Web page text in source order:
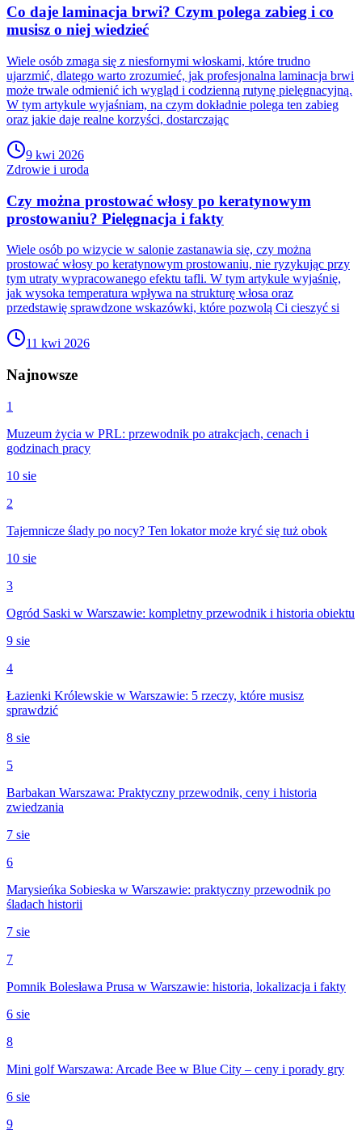
Co daje laminacja brwi? Czym polega zabieg i co
musisz o niej wiedzieć
Wiele osób zmaga się z niesfornymi włoskami, które trudno
ujarzmić, dlatego warto zrozumieć, jak profesjonalna laminacja brwi
może trwale odmienić ich wygląd i codzienną rutynę pielęgnacyjną.
W tym artykule wyjaśniam, na czym dokładnie polega ten zabieg
oraz jakie daje realne korzyści, dostarczając
9 kwi 2026
Zdrowie i uroda
Czy można prostować włosy po keratynowym
prostowaniu? Pielęgnacja i fakty
Wiele osób po wizycie w salonie zastanawia się, czy można
prostować włosy po keratynowym prostowaniu, nie ryzykując przy
tym utraty wypracowanego efektu tafli. W tym artykule wyjaśnię,
jak wysoka temperatura wpływa na strukturę włosa oraz
przedstawię sprawdzone wskazówki, które pozwolą Ci cieszyć si
11 kwi 2026
Najnowsze
1
Muzeum życia w PRL: przewodnik po atrakcjach, cenach i
godzinach pracy
10 sie
2
Tajemnicze ślady po nocy? Ten lokator może kryć się tuż obok
10 sie
3
Ogród Saski w Warszawie: kompletny przewodnik i historia obiektu
9 sie
4
Łazienki Królewskie w Warszawie: 5 rzeczy, które musisz
sprawdzić
8 sie
5
Barbakan Warszawa: Praktyczny przewodnik, ceny i historia
zwiedzania
7 sie
6
Marysieńka Sobieska w Warszawie: praktyczny przewodnik po
śladach historii
7 sie
7
Pomnik Bolesława Prusa w Warszawie: historia, lokalizacja i fakty
6 sie
8
Mini golf Warszawa: Arcade Bee w Blue City – ceny i porady gry
6 sie
9